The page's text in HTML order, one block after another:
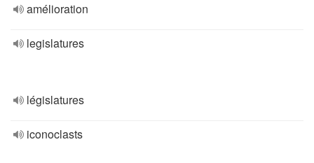
amélioration
legislatures
législatures
iconoclasts